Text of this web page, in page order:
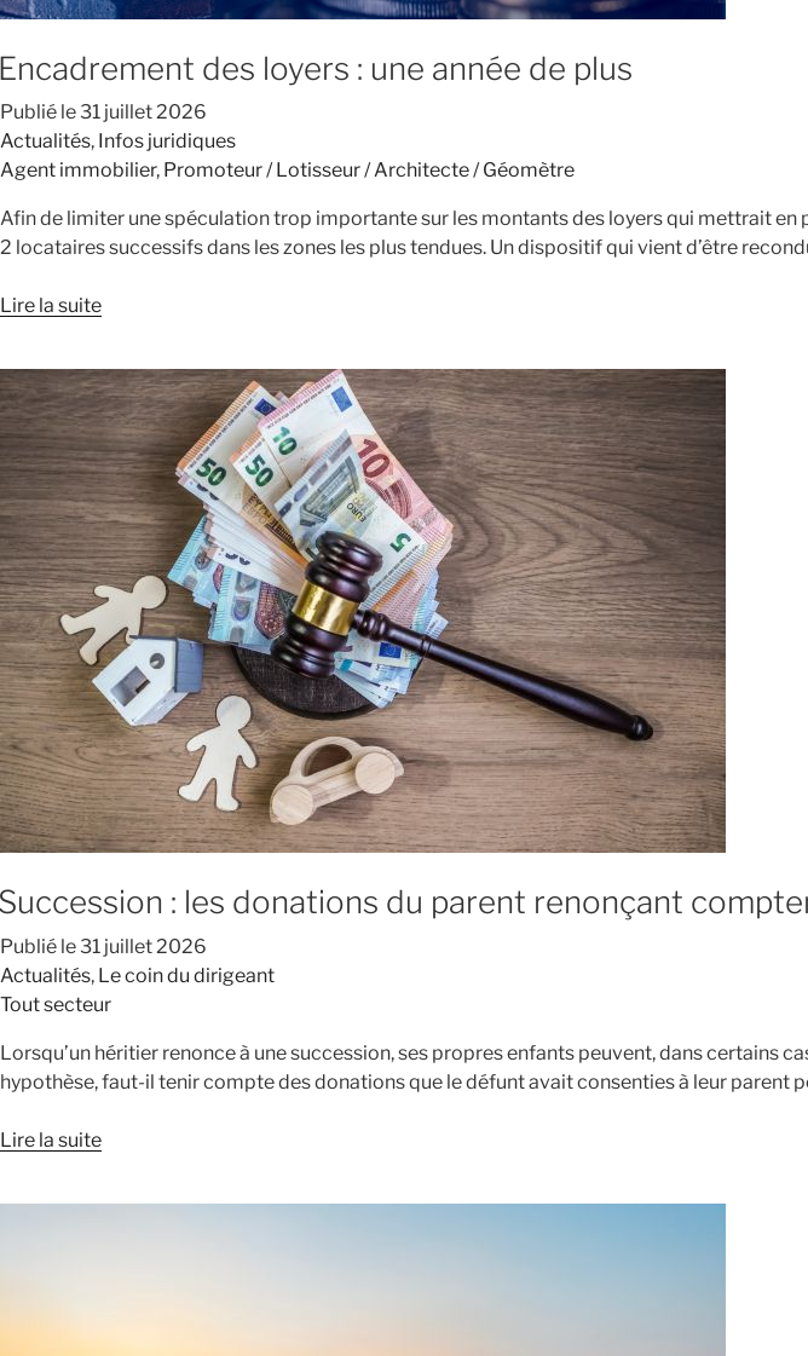
des loyers : une année de plus
Publié le31 juillet 2026
Actualités, Infos juridiques
Agent immobilier, Promoteur / Lotisseur / Architecte / Géomètre
Afin de limiter une spéculation trop importante sur les montants des loyers qui mettrait
2 locataires successifs dans les zones les plus tendues. Un dispositif qui vient d’être
Lire la suite
: les donations du parent renonçant
Publié le31 juillet 2026
Actualités, Le coin du dirigeant
Tout secteur
Lorsqu’un héritier renonce à une succession, ses propres enfants peuvent, dans certains
hypothèse, faut-il tenir compte des donations que le défunt avait consenties à leur parent
Lire la suite